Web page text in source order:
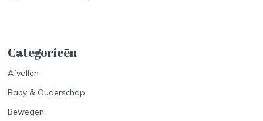
Categorieën
Afvallen
Baby & Ouderschap
Bewegen